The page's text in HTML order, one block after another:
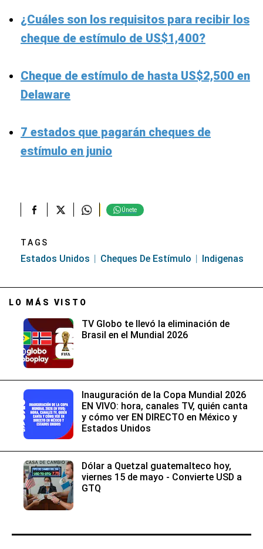
¿Cuáles son los requisitos para recibir los
cheque de estímulo de US$1,400?
Cheque de estímulo de hasta US$2,500 en
Delaware
7 estados que pagarán cheques de
estímulo en junio
Únete
TAGS
Estados Unidos Cheques De Estímulo Indigenas
LO MÁS VISTO
TV Globo te llevó la eliminación de
Brasil en el Mundial 2026
Inauguración de la Copa Mundial 2026
EN VIVO: hora, canales TV, quién canta
y cómo ver EN DIRECTO en México y
Estados Unidos
Dólar a Quetzal guatemalteco hoy,
viernes 15 de mayo - Convierte USD a
GTQ